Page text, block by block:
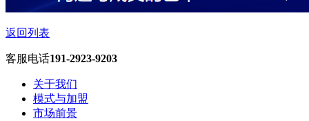
返回列表
客服电话191-2923-9203
关于我们
模式与加盟
市场前景